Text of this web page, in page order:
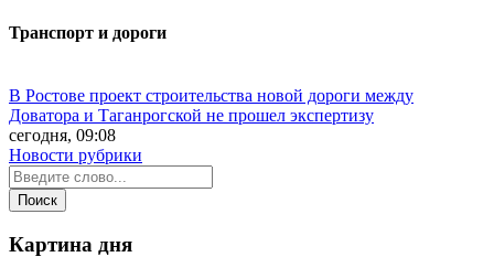
Транспорт и дороги
В Ростове проект строительства новой дороги между
Доватора и Таганрогской не прошел экспертизу
сегодня, 09:08
Новости рубрики
Картина дня